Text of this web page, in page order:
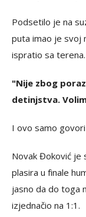
Podsetilo je na
puta imao je svoj
ispratio sa terena.
"Nije zbog
detinjstva.
I ovo samo
Novak Đoković je
plasira u finale
jasno da do toga
izjednačio na 1:1.